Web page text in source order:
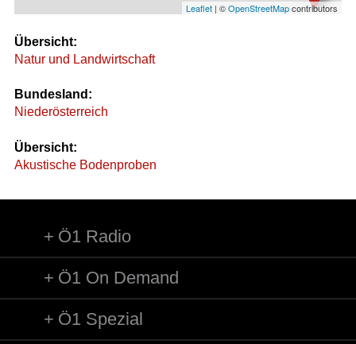
Leaflet | ©OpenStreetMapcontributors
Übersicht:
Natur und Landwirtschaft
Bundesland:
Niederösterreich
Übersicht:
Akustische Bodenproben
Ö1 Radio
Ö1 On Demand
Ö1 Spezial